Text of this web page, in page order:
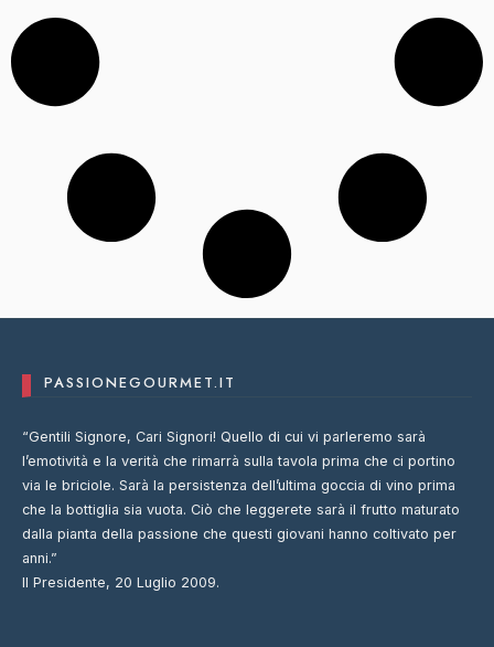
PASSIONEGOURMET.IT
“Gentili Signore, Cari Signori! Quello di cui vi parleremo sarà
l’emotività e la verità che rimarrà sulla tavola prima che ci portino
via le briciole. Sarà la persistenza dell’ultima goccia di vino prima
che la bottiglia sia vuota. Ciò che leggerete sarà il frutto maturato
dalla pianta della passione che questi giovani hanno coltivato per
anni.”
Il Presidente, 20 Luglio 2009.